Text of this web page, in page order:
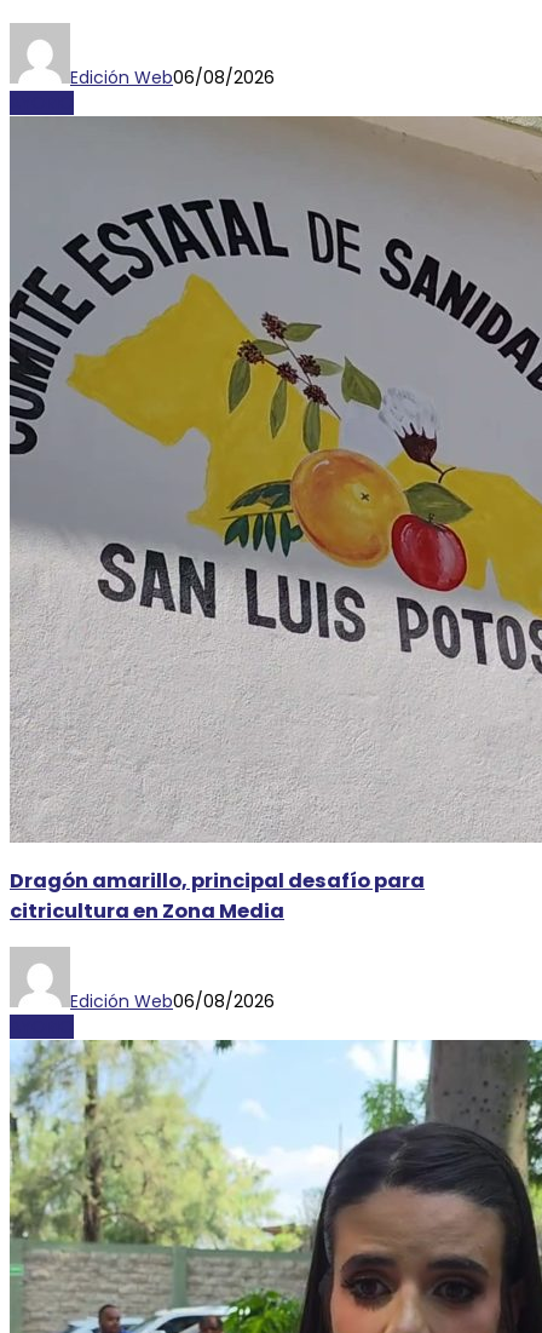
Edición Web06/08/2026
Dragón amarillo, principal desafío para
citricultura en Zona Media
Edición Web06/08/2026